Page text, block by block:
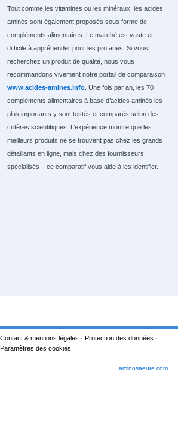
Tout comme les vitamines ou les minéraux, les acides
aminés sont également proposés sous forme de
compléments alimentaires. Le marché est vaste et
difficile à appréhender pour les profanes. Si vous
recherchez un produit de qualité, nous vous
recommandons vivement notre portail de comparaison
www.acides-amines.info . Une fois par an, les 70
compléments alimentaires à base d’acides aminés les
plus importants y sont testés et comparés selon des
critères scientifiques. L’expérience montre que les
meilleurs produits ne se trouvent pas chez les grands
détaillants en ligne, mais chez des fournisseurs
spécialisés – ce comparatif vous aide à les identifier.
Contact & mentions légales · Protection des données ·
Paramètres des cookies
aminosaeure.com